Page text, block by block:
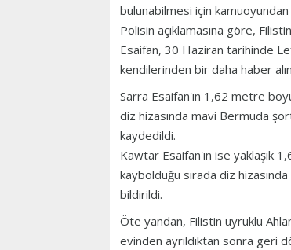
bulunabilmesi için
Polisin açıklamasına göre,
Esaifan, 30 Haziran tarihinde
kendilerinden bir daha haber
Sarra Esaifan'ın 1,62 metre
diz hizasında mavi Bermuda
kaydedildi.
Kawtar Esaifan'ın ise yaklaşık
kaybolduğu sırada diz
bildirildi.
Öte yandan, Filistin uyruklu
evinden ayrıldıktan sonra geri